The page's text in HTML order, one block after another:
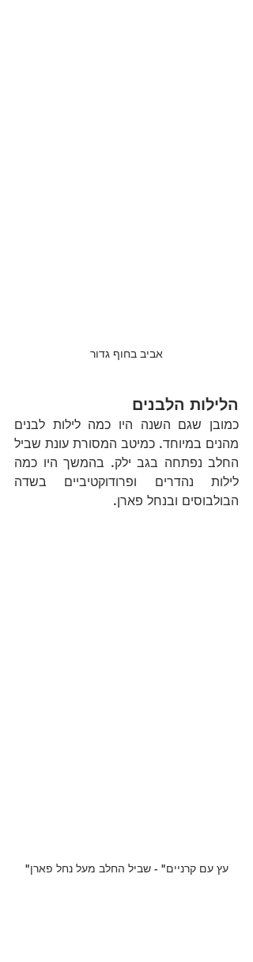
אביב בחוף גדור
הלילות הלבנים
הבולבוסים ובנחל פארן.
"עץ עם קרניים" - שביל החלב מעל נחל פארן